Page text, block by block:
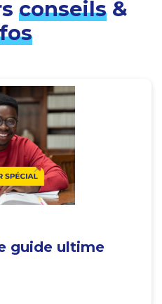
conseils&
guide ultime